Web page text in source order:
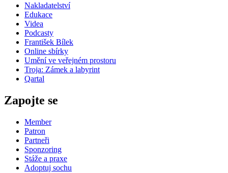
Nakladatelství
Edukace
Videa
Podcasty
František Bílek
Online sbírky
Umění ve veřejném prostoru
Troja: Zámek a labyrint
Qartal
Zapojte se
Member
Patron
Partneři
Sponzoring
Stáže a praxe
Adoptuj sochu